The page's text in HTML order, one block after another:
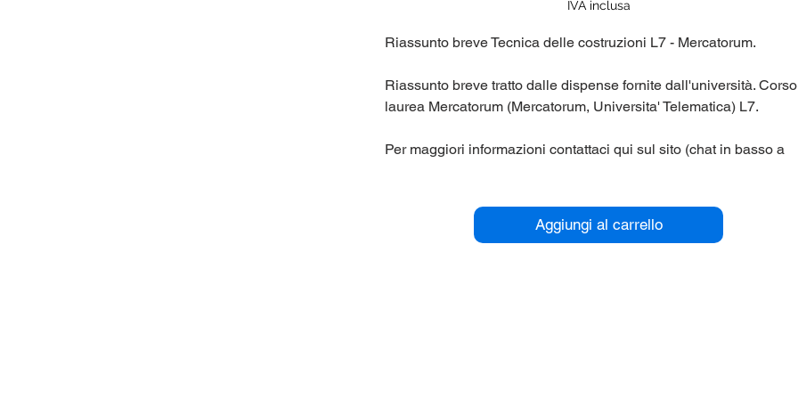
IVA inclusa
Riassunto breve Tecnica delle costruzioni L7 - Mercatorum.
Riassunto breve tratto dalle dispense fornite dall'università.
laurea Mercatorum (Mercatorum, Universita' Telematica) L7.
Per maggiori informazioni contattaci qui sul sito (chat in basso a
Aggiungi al carrello